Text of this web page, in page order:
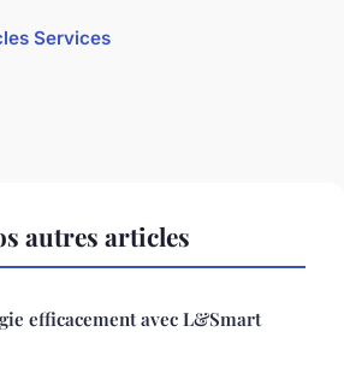
Services
autres articles
efficacement avec L&Smart